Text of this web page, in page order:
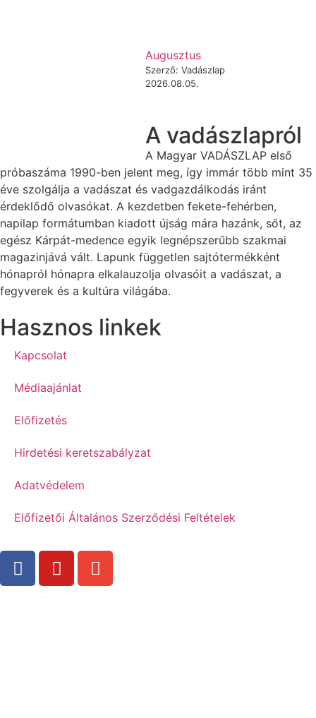
Augusztus
Szerző: Vadászlap
2026.08.05.
A vadászlapról
A Magyar VADÁSZLAP első
próbaszáma 1990-ben jelent meg, így immár több mint 35
éve szolgálja a vadászat és vadgazdálkodás iránt
érdeklődő olvasókat. A kezdetben fekete-fehérben,
napilap formátumban kiadott újság mára hazánk, sőt, az
egész Kárpát-medence egyik legnépszerűbb szakmai
magazinjává vált. Lapunk független sajtótermékként
hónapról hónapra elkalauzolja olvasóit a vadászat, a
fegyverek és a kultúra világába.
Hasznos linkek
Kapcsolat
Médiaajánlat
Előfizetés
Hirdetési keretszabályzat
Adatvédelem
Előfizetői Általános Szerződési Feltételek